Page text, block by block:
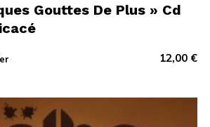
Gouttes De Plus » Cd
12,00 €